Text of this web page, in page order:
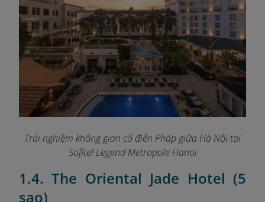
Trải nghiệm không gian cổ điển Pháp giữa Hà Nội tại
Sofitel Legend Metropole Hanoi
1.4. The Oriental Jade Hotel (5
sao)